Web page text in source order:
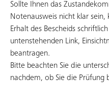
Sollte Ihnen das
Notenausweis nicht klar sein,
Erhalt des Bescheids
untenstehenden Link,
beantragen.
Bitte beachten Sie die
nachdem, ob Sie die Prüfung